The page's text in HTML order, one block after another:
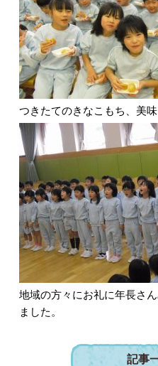
つきたてのきなこもち、美
地域の方々にお礼に年長さ
ました。
記事